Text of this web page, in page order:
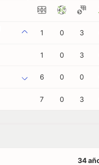
1 0 3
1 0 3
6 0 0
7 0 3
34